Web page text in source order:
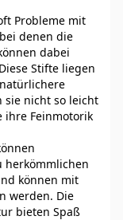
Probleme mit
denen die
dabei
Stifte liegen
sie nicht so leicht
ihre Feinmotorik
herkömmlichen
können mit
werden. Die
bieten Spaß